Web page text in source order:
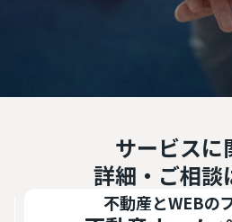
サービスに
詳細・ご相談
不動産とWEBの